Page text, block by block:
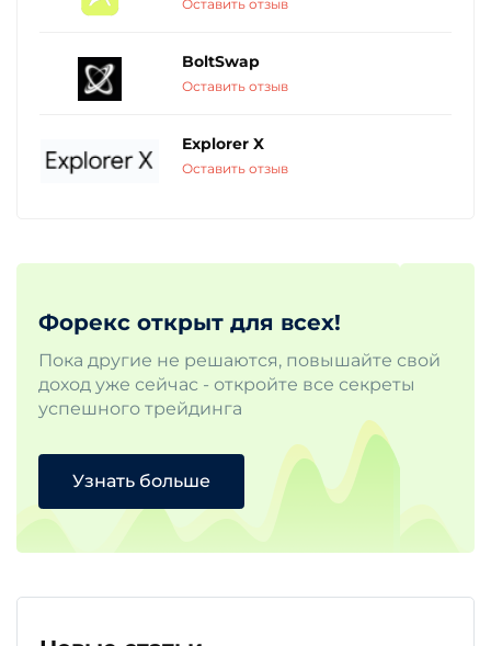
Оставить отзыв
BoltSwap
Оставить отзыв
Explorer X
Оставить отзыв
Форекс открыт для всех!
Пока другие не решаются, повышайте свой
доход уже сейчас - откройте все секреты
успешного трейдинга
Узнать больше